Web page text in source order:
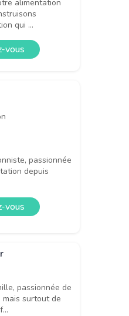
alimentation
qui ...
vous
passionnée
depuis
vous
passionnée de
surtout de